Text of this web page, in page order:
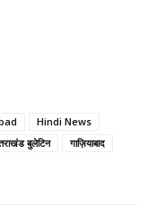
Hindi News
बुलेटिन
गाज़ियाबाद